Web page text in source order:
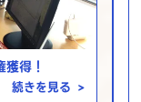
得！
続きを見る >